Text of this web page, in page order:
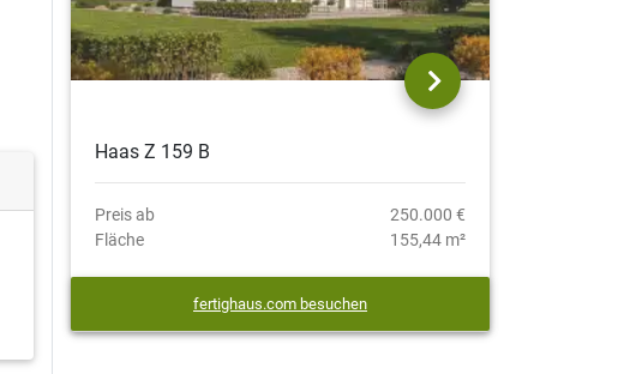
Haas Z 159 B
Preis ab
250.000 €
Fläche
155,44 m²
fertighaus.com besuchen